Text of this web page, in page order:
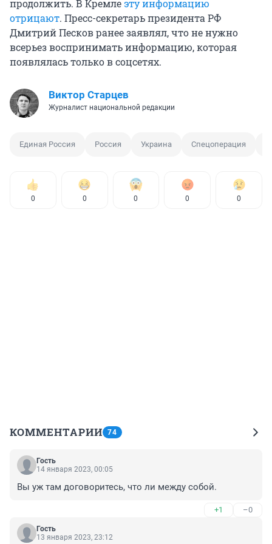
продолжить. В Кремлеэту информацию
отрицают. Пресс-секретарь президента РФ
Дмитрий Песков ранее заявлял, что не нужно
всерьез воспринимать информацию, которая
появлялась только в соцсетях.
Виктор Старцев
Журналист национальной редакции
Единая Россия Россия Украина Спецоперация
0 0 0 0 0
КОММЕНТАРИИ 74
Гость
14 января 2023, 00:05
Вы уж там договоритесь, что ли между собой.
+1 –0
Гость
13 января 2023, 23:12